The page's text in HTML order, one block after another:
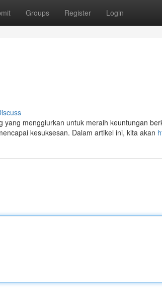
Groups Register Login
yang menggiurkan untuk meraih keuntungan
kesuksesan. Dalam artikel ini, kita akan